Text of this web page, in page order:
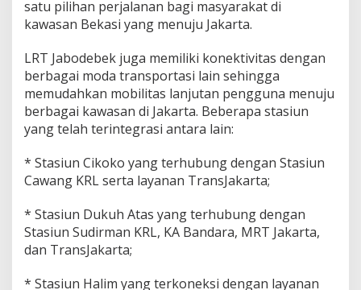
a
n
e
k
a
s
i
satu pilihan perjalanan bagi masyarakat di
kawasan Bekasi yang menuju Jakarta.
LRT Jabodebek juga memiliki konektivitas dengan
berbagai moda transportasi lain sehingga
memudahkan mobilitas lanjutan pengguna menuju
berbagai kawasan di Jakarta. Beberapa stasiun
yang telah terintegrasi antara lain:
* Stasiun Cikoko yang terhubung dengan Stasiun
Cawang KRL serta layanan TransJakarta;
* Stasiun Dukuh Atas yang terhubung dengan
Stasiun Sudirman KRL, KA Bandara, MRT Jakarta,
dan TransJakarta;
* Stasiun Halim yang terkoneksi dengan layanan